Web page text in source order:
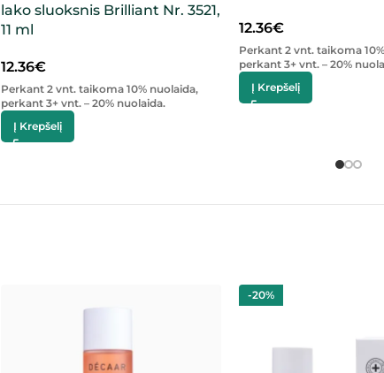
lako sluoksnis Brilliant Nr. 3521,
11 ml
12.36€
Perkant 2 vnt. taikoma 10% nuolaida,
perkant 3+ vnt. – 20% nuolaida.
Į Krepšelį
12.36€
Perkant 2 vnt. taikoma
perkant 3+ vnt. – 20%
Į Krepšelį
-20%